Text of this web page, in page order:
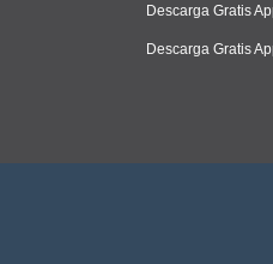
Descarga Gratis
Descarga Gratis